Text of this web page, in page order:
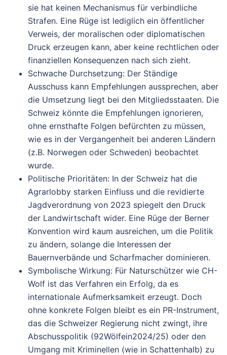
sie hat keinen Mechanismus für verbindliche
Strafen. Eine Rüge ist lediglich ein öffentlicher
Verweis, der moralischen oder diplomatischen
Druck erzeugen kann, aber keine rechtlichen oder
finanziellen Konsequenzen nach sich zieht.
Schwache Durchsetzung: Der Ständige
Ausschuss kann Empfehlungen aussprechen, aber
die Umsetzung liegt bei den Mitgliedsstaaten. Die
Schweiz könnte die Empfehlungen ignorieren,
ohne ernsthafte Folgen befürchten zu müssen,
wie es in der Vergangenheit bei anderen Ländern
(z.B. Norwegen oder Schweden) beobachtet
wurde.
Politische Prioritäten: In der Schweiz hat die
Agrarlobby starken Einfluss und die revidierte
Jagdverordnung von 2023 spiegelt den Druck
der Landwirtschaft wider. Eine Rüge der Berner
Konvention wird kaum ausreichen, um die Politik
zu ändern, solange die Interessen der
Bauernverbände und Scharfmacher dominieren.
Symbolische Wirkung: Für Naturschützer wie CH-
Wolf ist das Verfahren ein Erfolg, da es
internationale Aufmerksamkeit erzeugt. Doch
ohne konkrete Folgen bleibt es ein PR-Instrument,
das die Schweizer Regierung nicht zwingt, ihre
Abschusspolitik (92Wölfein2024/25) oder den
Umgang mit Kriminellen (wie in Schattenhalb) zu